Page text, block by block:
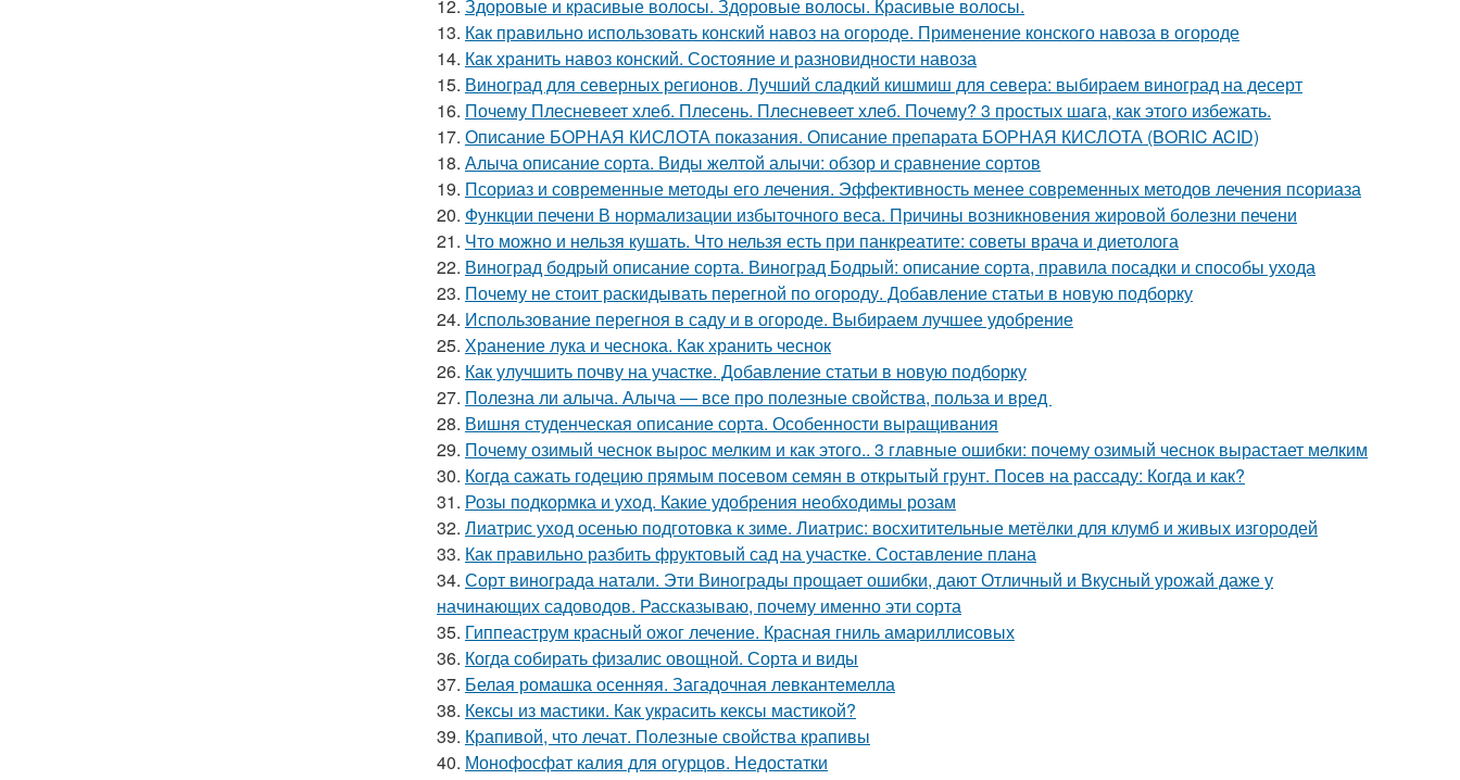
12. Здоровые и красивые волосы. Здоровые волосы. Красивые волосы.
13. Как правильно использовать конский навоз на огороде. Применение конского навоза в огороде
14. Как хранить навоз конский. Состояние и разновидности навоза
15. Виноград для северных регионов. Лучший сладкий кишмиш для севера: выбираем виноград на десерт
16. Почему Плесневеет хлеб. Плесень. Плесневеет хлеб. Почему? 3 простых шага, как этого избежать.
17. Описание БОРНАЯ КИСЛОТА показания. Описание препарата БОРНАЯ КИСЛОТА (BORIC ACID)
18. Алыча описание сорта. Виды желтой алычи: обзор и сравнение сортов
19. Псориаз и современные методы его лечения. Эффективность менее современных методов лечения псориаза
20. Функции печени В нормализации избыточного веса. Причины возникновения жировой болезни печени
21. Что можно и нельзя кушать. Что нельзя есть при панкреатите: советы врача и диетолога
22. Виноград бодрый описание сорта. Виноград Бодрый: описание сорта, правила посадки и способы ухода
23. Почему не стоит раскидывать перегной по огороду. Добавление статьи в новую подборку
24. Использование перегноя в саду и в огороде. Выбираем лучшее удобрение
25. Хранение лука и чеснока. Как хранить чеснок
26. Как улучшить почву на участке. Добавление статьи в новую подборку
27. Полезна ли алыча. Алыча — все про полезные свойства, польза и вред
28. Вишня студенческая описание сорта. Особенности выращивания
29. Почему озимый чеснок вырос мелким и как этого.. 3 главные ошибки: почему озимый чеснок вырастает мелким
30. Когда сажать годецию прямым посевом семян в открытый грунт. Посев на рассаду: Когда и как?
31. Розы подкормка и уход. Какие удобрения необходимы розам
32. Лиатрис уход осенью подготовка к зиме. Лиатрис: восхитительные метёлки для клумб и живых изгородей
33. Как правильно разбить фруктовый сад на участке. Составление плана
34. Сорт винограда натали. Эти Винограды прощает ошибки, дают Отличный и Вкусный урожай даже у
начинающих садоводов. Рассказываю, почему именно эти сорта
35. Гиппеаструм красный ожог лечение. Красная гниль амариллисовых
36. Когда собирать физалис овощной. Сорта и виды
37. Белая ромашка осенняя. Загадочная левкантемелла
38. Кексы из мастики. Как украсить кексы мастикой?
39. Крапивой, что лечат. Полезные свойства крапивы
40. Монофосфат калия для огурцов. Недостатки